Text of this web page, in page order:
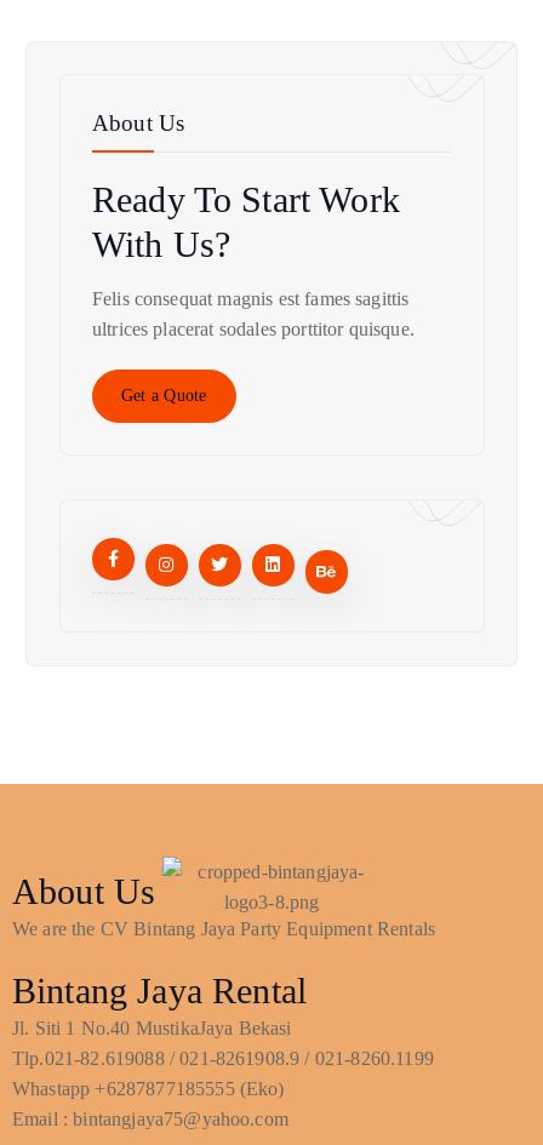
About Us
Ready To StartWork
With Us?
Felis consequat magnis est fames sagittis
ultrices placerat sodales porttitor quisque.
Get a Quote
About Us
We are the CV Bintang Jaya Party Equipment Rentals
Bintang Jaya Rental
Jl. Siti 1 No.40 MustikaJaya Bekasi
Tlp.021-82.619088 / 021-8261908.9 / 021-8260.1199
Whastapp +6287877185555 (Eko)
Email : bintangjaya75@yahoo.com